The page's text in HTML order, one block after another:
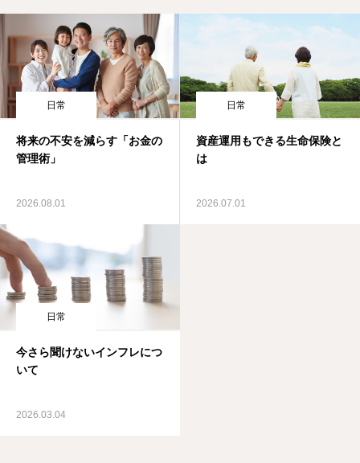
日常
将来の不安を減らす「お金の
管理術」
2026.08.01
日常
資産運用もできる生命保険と
は
2026.07.01
日常
今さら聞けないインフレにつ
いて
2026.03.04